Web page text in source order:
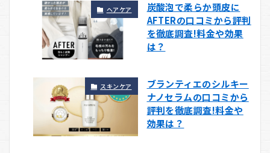
ヘアケア
炭酸泡で柔らか頭皮に
AFTERの口コミから評判
を徹底調査!料金や効果
は？
スキンケア
ブランティエのシルキー
ナノセラムの口コミから
評判を徹底調査!料金や
効果は？